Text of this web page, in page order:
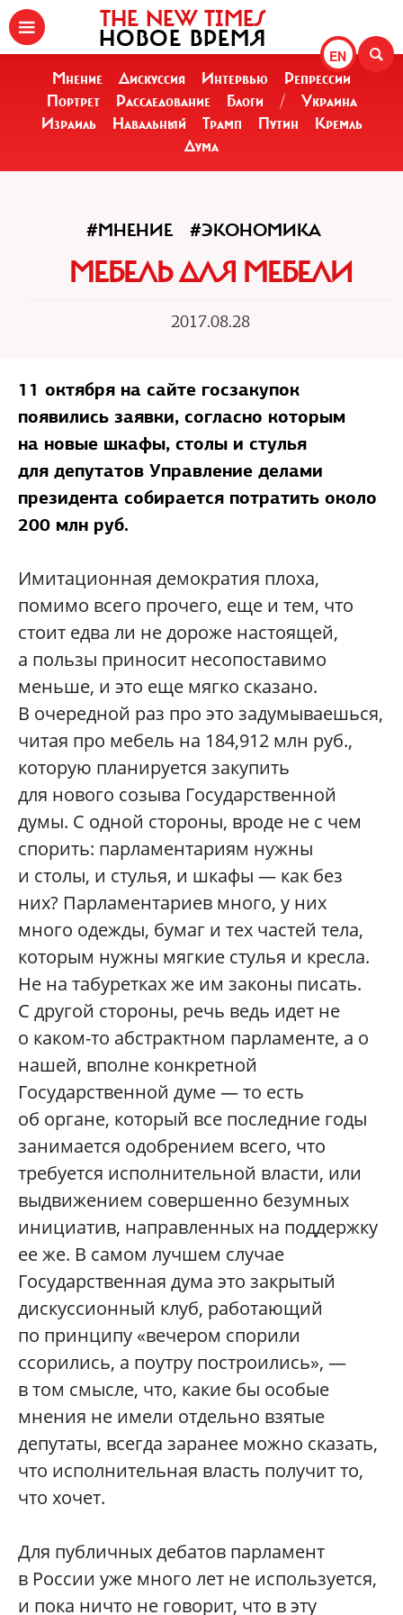
EN
THE NEW TIMES
НОВОЕ ВРЕМЯ
Мнение Дискуссия Интервью
Репрессии
Портрет
Расследование Блоги /
Украина
Израиль
Навальный Трамп Путин
Кремль
Дума
#МНЕНИЕ #ЭКОНОМИКА
МЕБЕЛЬ ДЛЯ МЕБЕЛИ
2017.08.28
11 октября на сайте госзакупок
появились заявки, согласно которым
на новые шкафы, столы и стулья
для депутатов Управление делами
президента собирается потратить около
200 млн руб.
Имитационная демократия плоха,
помимо всего прочего, еще и тем, что
стоит едва ли не дороже настоящей,
а пользы приносит несопоставимо
меньше, и это еще мягко сказано.
В очередной раз про это задумываешься,
читая про мебель на 184,912 млн руб.,
которую планируется закупить
для нового созыва Государственной
думы. С одной стороны, вроде не с чем
спорить: парламентариям нужны
и столы, и стулья, и шкафы — как без
них? Парламентариев много, у них
много одежды, бумаг и тех частей тела,
которым нужны мягкие стулья и кресла.
Не на табуретках же им законы писать.
С другой стороны, речь ведь идет не
о каком-то абстрактном парламенте, а о
нашей, вполне конкретной
Государственной думе — то есть
об органе, который все последние годы
занимается одобрением всего, что
требуется исполнительной власти, или
выдвижением совершенно безумных
инициатив, направленных на поддержку
ее же. В самом лучшем случае
Государственная дума это закрытый
дискуссионный клуб, работающий
по принципу «вечером спорили
ссорились, а поутру построились», —
в том смысле, что, какие бы особые
мнения не имели отдельно взятые
депутаты, всегда заранее можно сказать,
что исполнительная власть получит то,
что хочет.
Для публичных дебатов парламент
в России уже много лет не используется,
и пока ничто не говорит, что в эту